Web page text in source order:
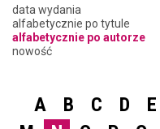
data wydania
alfabetycznie po tytule
alfabetycznie po autorze
nowość
A B C D E